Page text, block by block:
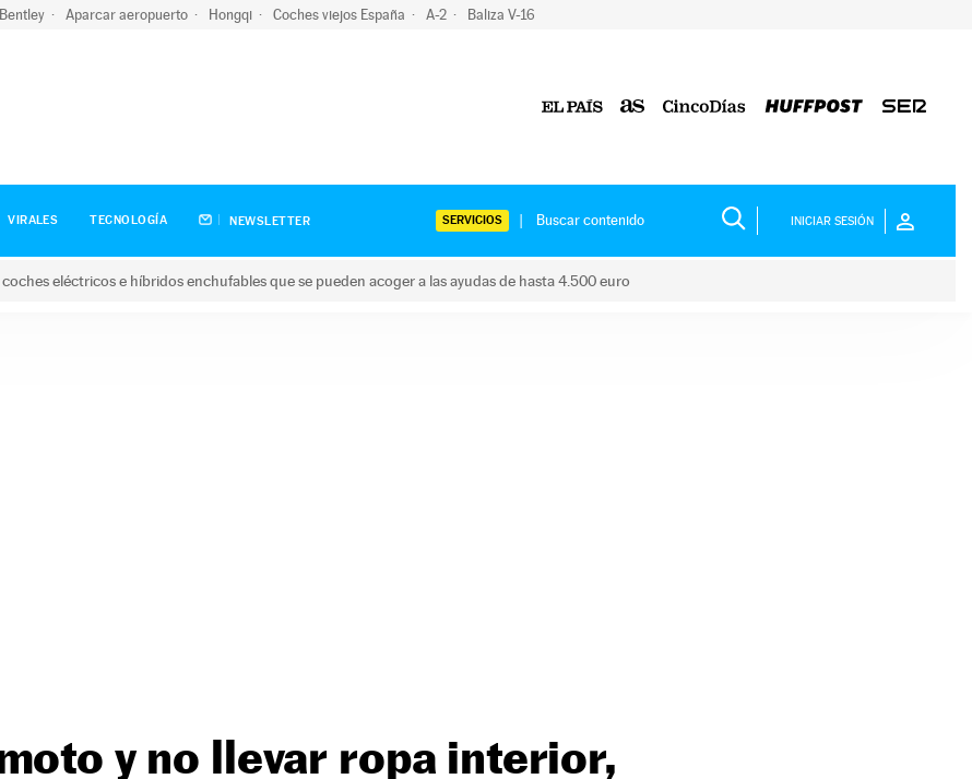
Bentley Aparcar aeropuerto Hongqi Coches viejos España A-2 Baliza V-16
VIRALES TECNOLOGÍA NEWSLETTER SERVICIOS INICIAR SESIÓN
eléctricos e híbridos enchufables que se pueden acoger a las ayudas de hasta 4.500 euro
y no llevar ropa interior,